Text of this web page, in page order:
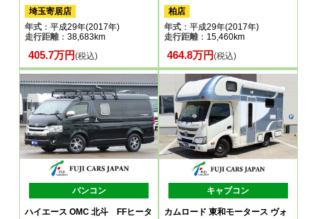
埼玉寄居店
年式 ：平成29年(2017年)
走行距離：38,683km
405.7万円(税込)
柏店
年式：平成29年(2017年)
走行距離：15,460km
464.8万円(税込)
バンコン
ハイエース OMC 北斗 FFヒータ
キャブコン
カムロード 東和モータース ヴォ